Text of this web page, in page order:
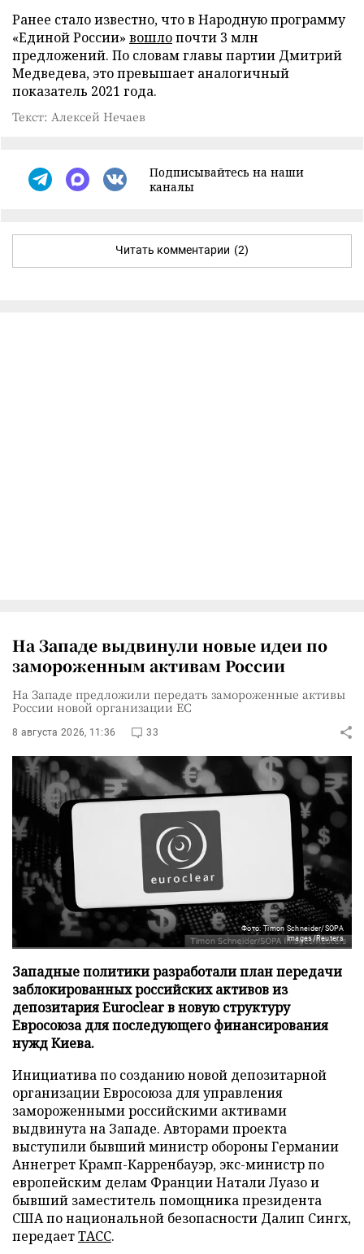
Ранее стало известно, что в Народную программу
«Единой России» вошлопочти 3 млн
предложений. По словам главы партии Дмитрий
Медведева, это превышает аналогичный
показатель 2021 года.
Текст: Алексей Нечаев
Подписывайтесь на наши
каналы
Читать комментарии (2)
На Западе выдвинули новые идеи по
замороженным активам России
На Западе предложили передать замороженные активы
России новой организации ЕС
8 августа 2026, 11:36 33
Фото: Timon Schneider/SOPA
Images/Reuters
Западные политики разработали план передачи
заблокированных российских активов из
депозитария Euroclear в новую структуру
Евросоюза для последующего финансирования
нужд Киева.
Инициатива по созданию новой депозитарной
организации Евросоюза для управления
замороженными российскими активами
выдвинута на Западе. Авторами проекта
выступили бывший министр обороны Германии
Аннегрет Крамп-Карренбауэр, экс-министр по
европейским делам Франции Натали Луазо и
бывший заместитель помощника президента
США по национальной безопасности Далип Сингх,
передаетТАСС.